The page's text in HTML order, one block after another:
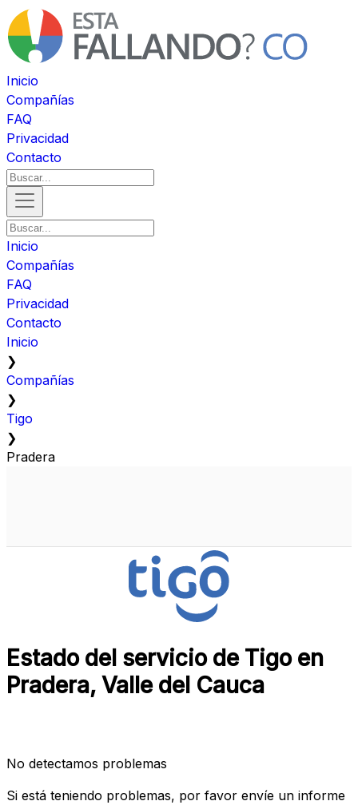
Inicio
Compañías
FAQ
Privacidad
Contacto
Inicio
Compañías
FAQ
Privacidad
Contacto
Inicio
❯
Compañías
❯
Tigo
❯
Pradera
Estado del servicio de Tigo en
Pradera, Valle del Cauca
No detectamos problemas
Si está teniendo problemas, por favor envíe un informe